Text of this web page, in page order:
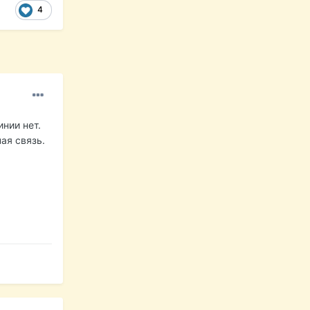
4
нет.
связь.